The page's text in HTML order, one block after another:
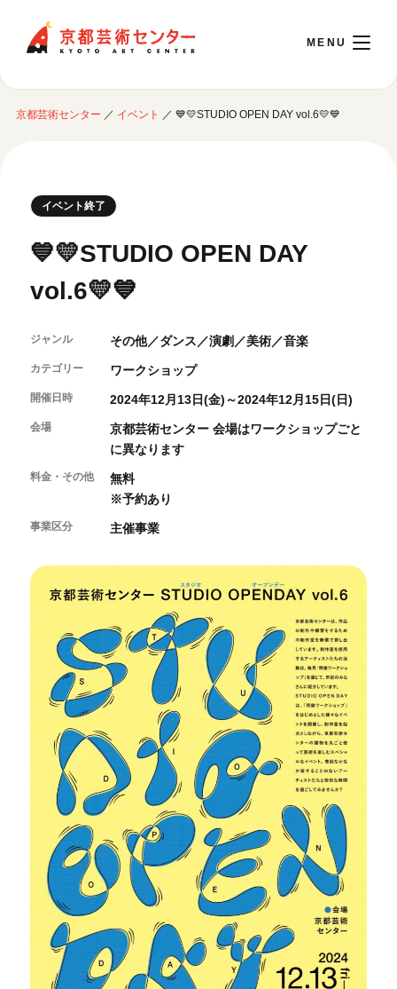
English
フェは11:00～18:00まで営業
開館時間・アクセシビリティ
フロアガイド
図書室・情報コーナー
カフェ・ショップ
よくあるご質問
取材／視察・見学／撮影
イベントに参加する
開催中のイベント
月間スケジュール
これまでのイベント
制作室を使う
制作室について
制作室の使用方法・募集要項
公募情報
ボランティア・サポーター
ボランティア
KACサポーター
京都芸術センターについて
京都芸術センターってどんなところ？
京都芸術センターの歩み
概要・理念・運営体制
連携事業のご案内
チケット情報
お知らせ
お問い合わせ
閲覧支援
サイトポリシー&プライバシーポリシー
オフィシャルSNS
京都芸術センター ／ イベント ／ 💙💛STUDIO OPEN DAY vol.6💛💙
イベント終了
💙💛STUDIO OPEN DAY
vol.6💛💙
ジャンル その他／ダンス／演劇／美術／音楽
カテゴリー ワークショップ
開催日時 2024年12月13日(金)～2024年12月15日(日)
会場
京都芸術センター 会場はワークショップごと
に異なります
料金・その他
無料
※予約あり
事業区分 主催事業